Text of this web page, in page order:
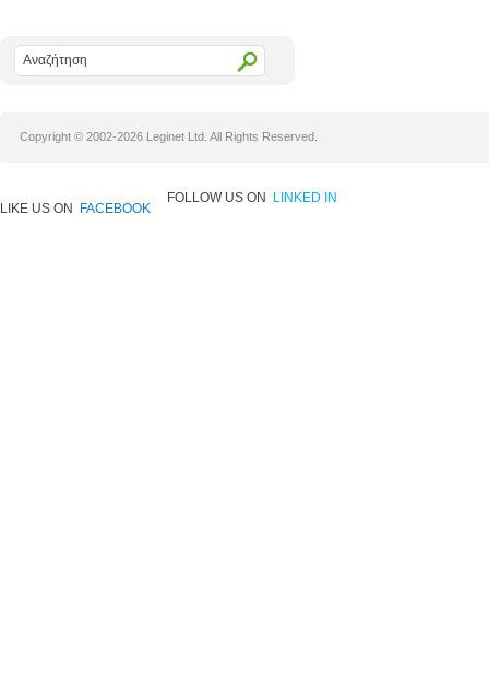
Copyright © 2002-2026 Leginet Ltd. All Rights Reserved.
LIKE US ON FACEBOOK
FOLLOW US ON LINKED IN